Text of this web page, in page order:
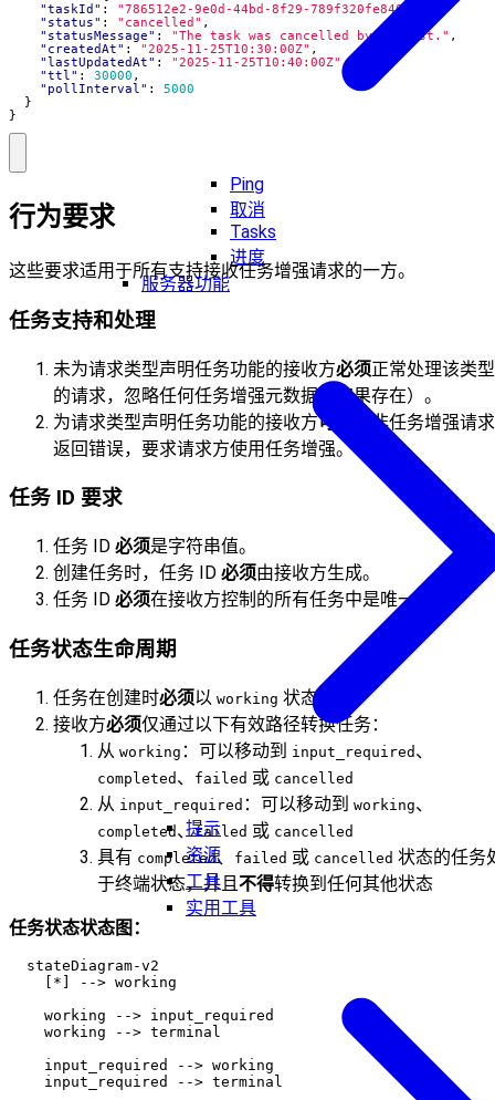
Ping
取消
Tasks
进度
服务器功能
提示
资源
工具
实用工具
"taskId" : "786512e2-9e0d-44bd-8f29-789f320fe840"
"status" : "cancelled" ,
"statusMessage" : "The task was cancelled by request." ,
"createdAt" : "2025-11-25T10:30:00Z" ,
"lastUpdatedAt" : "2025-11-25T10:40:00Z" ,
"ttl" : 30000 ,
"pollInterval" :
5000
}
}
行为要求
这些要求适用于所有支持接收任务增强请求的一方。
任务支持和处理
未为请求类型声明任务功能的接收方必须正常处理该类型
的请求，忽略任何任务增强元数据（如果存在）。
为请求类型声明任务功能的接收方可以
为非任务增强请求
返回错误，要求请求方使用任务增强。
任务 ID 要求
任务 ID 必须是字符串值。
创建任务时，任务 ID 必须由接收方生成。
任务 ID 必须在接收方控制的所有任务中是唯一的。
任务状态生命周期
任务在创建时必须以 working 状态开始。
接收方必须仅通过以下有效路径转换任务：
从 working ：可以移动到 input_required 、
completed 、 failed 或 cancelled
从 input_required ：可以移动到 working、
completed 、failed 或 cancelled
具有 completed、 failed 或 cancelled 状态的任务
于终端状态，并且 不得转换到任何其他状态
任务状态状态图：
  stateDiagram-v2
    [*] --> working
    working --> input_required
    working --> terminal
    input_required --> working
    input_required --> terminal